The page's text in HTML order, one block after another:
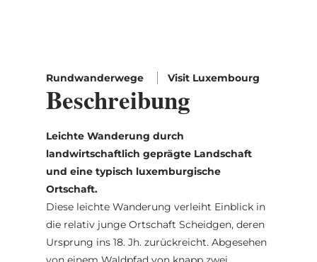
Rundwanderwege Visit Luxembourg
Beschreibung
Leichte Wanderung durch
landwirtschaftlich geprägte Landschaft
und eine typisch luxemburgische
Ortschaft.
Diese leichte Wanderung verleiht Einblick in
die relativ junge Ortschaft Scheidgen, deren
Ursprung ins 18. Jh. zurückreicht. Abgesehen